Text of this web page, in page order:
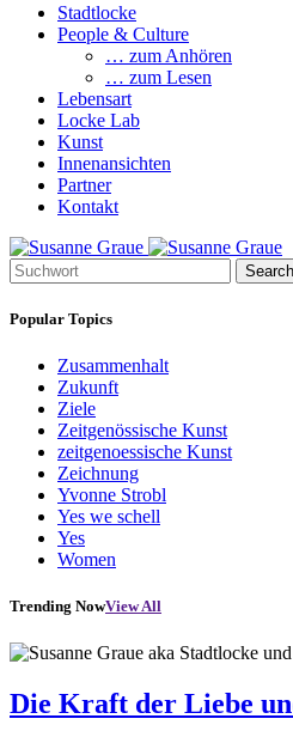
Stadtlocke
People & Culture
… zum Anhören
… zum Lesen
Lebensart
Locke Lab
Kunst
Innenansichten
Partner
Kontakt
Popular Topics
Zusammenhalt
Zukunft
Ziele
Zeitgenössische Kunst
zeitgenoessische Kunst
Zeichnung
Yvonne Strobl
Yes we schell
Yes
Women
Trending NowView All
Die Kraft der Liebe